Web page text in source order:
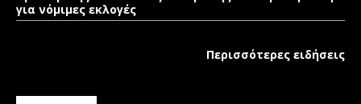
για νόμιμες εκλογές
Περισσότερες ειδήσεις